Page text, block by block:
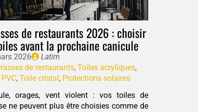
de restaurants 2026 : choisir
avant la prochaine canicule
2026
Publié
par
Latim
de restaurants,Toiles acryliques,
,Toile cristal, Protections solaires
orages, vent violent : vos toiles de
ne peuvent plus être choisies comme de